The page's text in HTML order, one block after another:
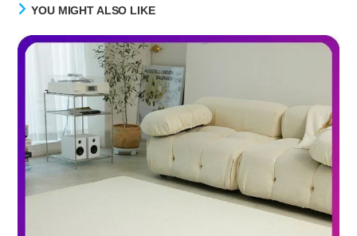
YOU MIGHT ALSO LIKE